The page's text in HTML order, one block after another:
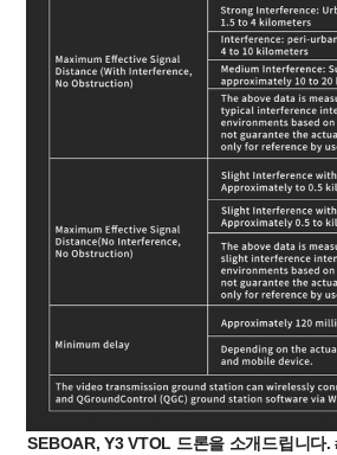
SEBOAR, Y3 VTOL 드론을 소개드립니다